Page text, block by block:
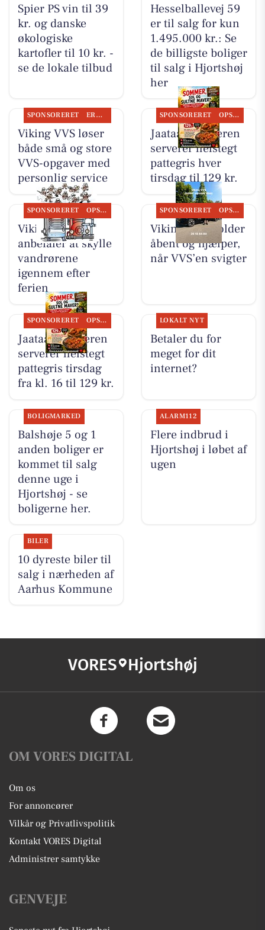
Spier PS vin til 39
kr. og danske
økologiske
kartofler til 10 kr. -
se de lokale tilbud
Hesselballevej 59
er til salg for kun
1.495.000 kr.: Se
de billigste boliger
til salg i Hjortshøj
her
SPONSORERET ERHVERV
Viking VVS løser
både små og store
VVS-opgaver med
personlig service
SPONSORERET OPSLAGSTAVLEN
Jaataak Slagteren
serverer helstegt
pattegris hver
tirsdag til 129 kr.
SPONSORERET OPSLAGSTAVLEN
Viking VVS
anbefaler at skylle
vandrørene
igennem efter
ferien
SPONSORERET OPSLAGSTAVLEN
Viking VVS holder
åbent og hjælper,
når VVS’en svigter
SPONSORERET OPSLAGSTAVLEN
Jaataak Slagteren
serverer helstegt
pattegris tirsdag
fra kl. 16 til 129 kr.
LOKALT NYT
Betaler du for
meget for dit
internet?
BOLIGMARKED
Balshøje 5 og 1
anden boliger er
kommet til salg
denne uge i
Hjortshøj - se
boligerne her.
ALARM112
Flere indbrud i
Hjortshøj i løbet af
ugen
BILER
10 dyreste biler til
salg i nærheden af
Aarhus Kommune
VORES Hjortshøj
OM VORES DIGITAL
Om os
For annoncører
Vilkår og Privatlivspolitik
Kontakt VORES Digital
Administrer samtykke
GENVEJE